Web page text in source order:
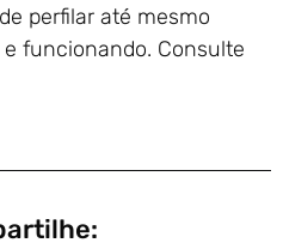
perfilar até mesmo
funcionando. Consulte